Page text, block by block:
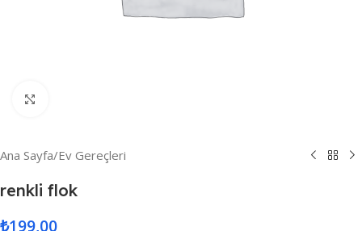
Ana Sayfa/Ev Gereçleri
renkli flok
₺199,00